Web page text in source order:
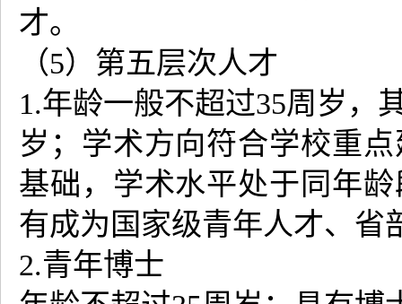
才。
（5）第五层次人才
1.年龄一般不超过35周岁，
岁；学术方向符合学校重
基础，学术水平处于同年
有成为国家级青年人才、省
2.青年博士